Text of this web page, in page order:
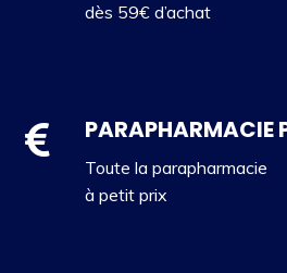
dès 59€ d’achat
PARAPHARMACIE
Toute la parapharmacie
à petit prix